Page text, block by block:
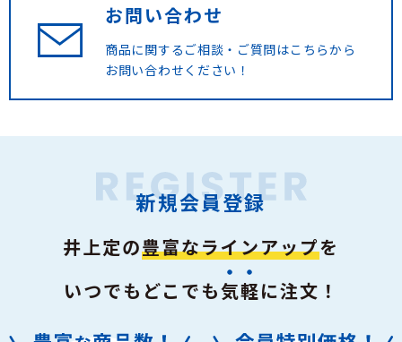
お問い合わせ
商品に関するご相談・ご質問はこちらから
お問い合わせください！
新規会員登録
井上定の豊富なラインアップを
いつでもどこでも気軽に注文！